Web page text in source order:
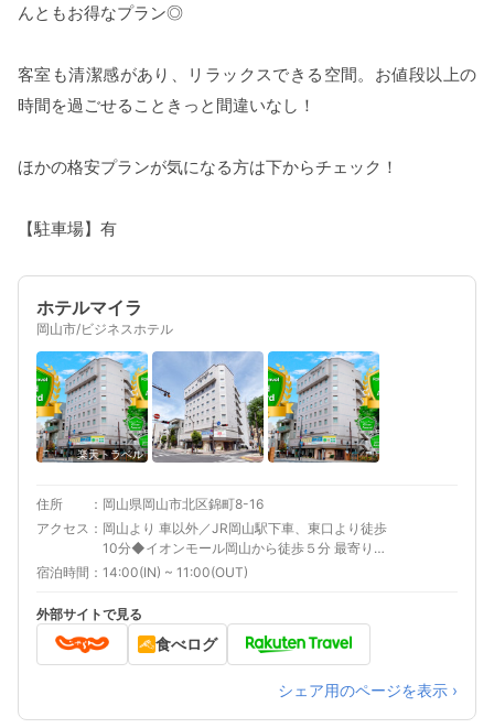
んともお得なプラン◎
客室も清潔感があり、リラックスできる空間。お値段以上の
時間を過ごせることきっと間違いなし！
ほかの格安プランが気になる方は下からチェック！
【駐車場】有
ホテルマイラ
岡山市/ビジネスホテル
楽天トラベル
住所
岡山県岡山市北区錦町8-16
アクセス
岡山より 車以外／JR岡山駅下車、東口より徒歩
10分◆イオンモール岡山から徒歩５分 最寄り駅
１ 岡山 補足 車／契約時間は午後３時より翌朝
ます。駐車場をご利用の際、途中出し入れでき
ません。もし出し入れする場合には、別途追加
料金がかかります。
宿泊時間 14:00(IN) ~ 11:00(OUT)
外部サイトで見る
食べログ
シェア用のページを表示 ›